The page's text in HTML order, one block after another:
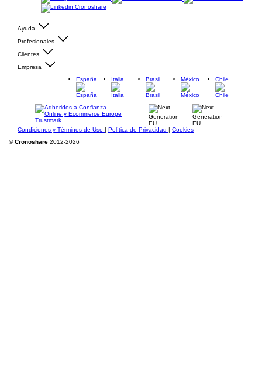
Ayuda
Profesionales
Clientes
Empresa
España
Italia Brasil México Chile
Condiciones y Términos de Uso | Política de Privacidad | Cookies
©Cronoshare 2012-2026